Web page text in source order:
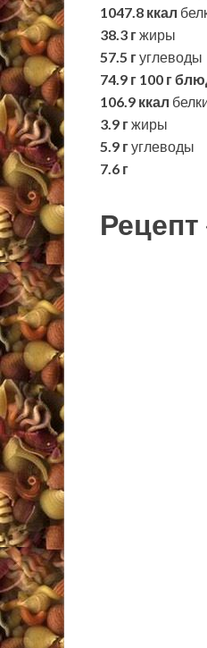
1047.8 ккал
38.3 гжиры
57.5 гуглеводы
74.9 г 100 г
106.9 ккал
3.9 гжиры
5.9 гуглеводы
7.6 г